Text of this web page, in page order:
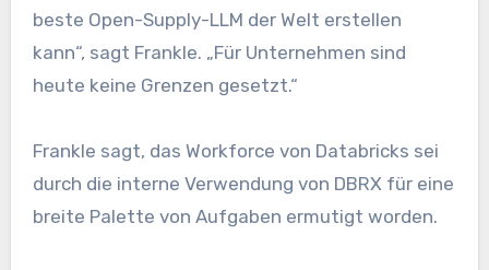
beste Open-Supply-LLM der Welt erstellen
kann“, sagt Frankle. „Für Unternehmen sind
heute keine Grenzen gesetzt.“
Frankle sagt, das Workforce von Databricks sei
durch die interne Verwendung von DBRX für eine
breite Palette von Aufgaben ermutigt worden.